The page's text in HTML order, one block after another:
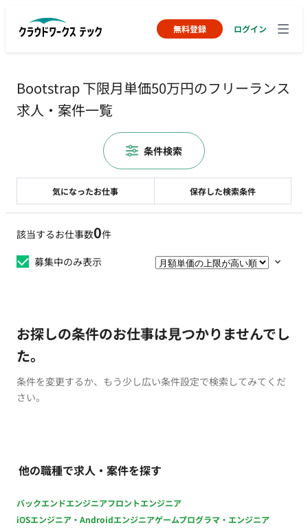
無料登録 ログイン
Bootstrap 下限月単価50万円のフリーランス
求人・案件一覧
該当するお仕事数0件
募集中のみ表示
お探しの条件のお仕事は見つかりませんでし
た。
条件を変更するか、もう少し広い条件設定で検索してみてくだ
さい。
他の職種で求人・案件を探す
バックエンドエンジニアフロントエンジニア
iOSエンジニア・Androidエンジニアゲームプログラマ・エンジニア
気になったお仕事 保存した検索条件
条件検索